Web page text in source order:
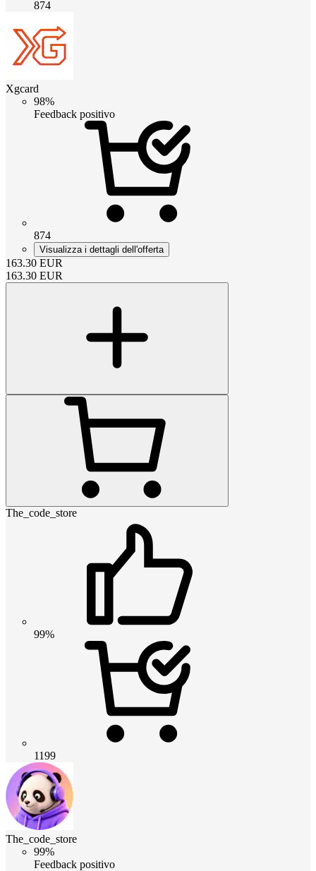
874
Xgcard
98%
Feedback positivo
874
Visualizza i dettagli dell'offerta
163.30 EUR
163.30 EUR
The_code_store
99%
1199
The_code_store
99%
Feedback positivo